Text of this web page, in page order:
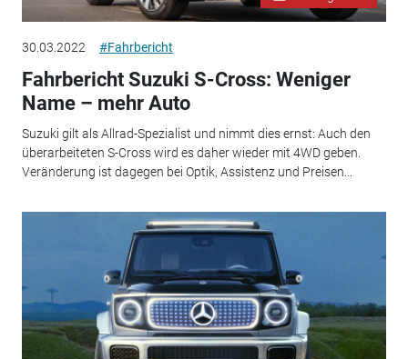
30.03.2022 #Fahrbericht
Fahrbericht Suzuki S-Cross: Weniger
Name – mehr Auto
Suzuki gilt als Allrad-Spezialist und nimmt dies ernst: Auch den
überarbeiteten S-Cross wird es daher wieder mit 4WD geben.
Veränderung ist dagegen bei Optik, Assistenz und Preisen...